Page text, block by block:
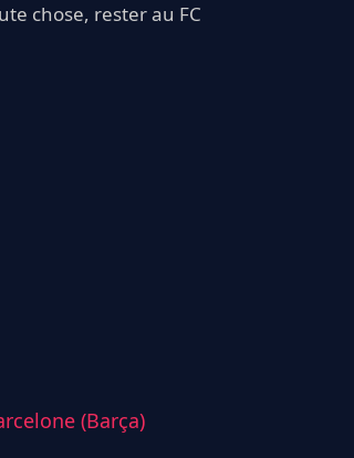
chose, rester au FC
(Barça)